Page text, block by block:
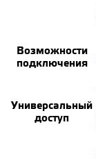
Возможности
подключения
Универсальный
доступ